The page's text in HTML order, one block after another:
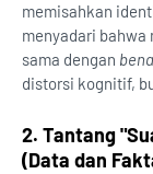
memisahkan
menyadari
sama dengan
distorsi kognitif,
2. Tantang
(Data dan